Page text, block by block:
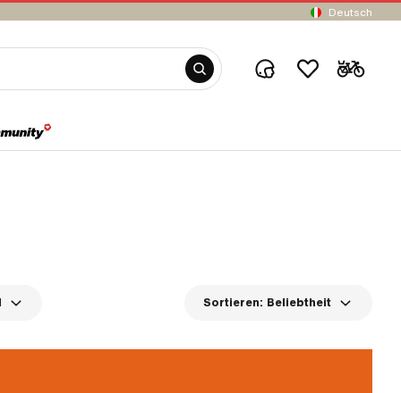
Deutsch
Sortieren: Beliebtheit